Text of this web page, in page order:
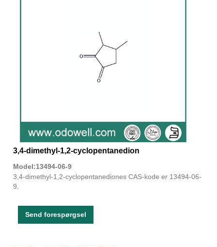
3,4-dimethyl-1,2-cyclopentanedion
Model:13494-06-9
3,4-dimethyl-1,2-cyclopentanediones CAS-kode er 13494-06-
9.
Send forespørgsel